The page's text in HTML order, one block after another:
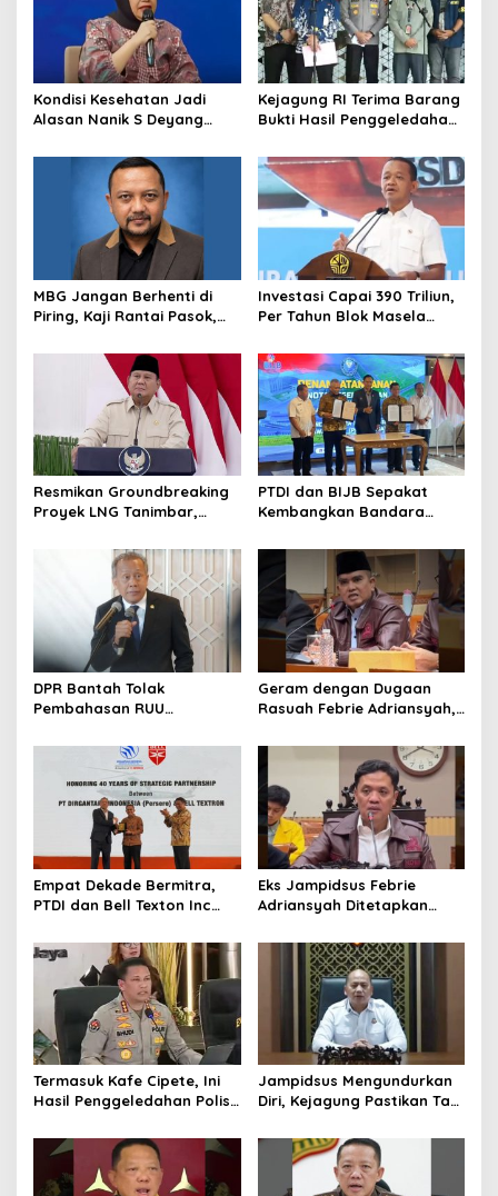
Kondisi Kesehatan Jadi
Alasan Nanik S Deyang
Tunjuk Wamentan
Sudaryono
Kejagung RI Terima Barang
Bukti Hasil Penggeledahan
Keaslian
MBG Jangan Berhenti di
Piring, Kaji Rantai Pasok,
Ekonomi Lokal
Investasi Capai 390 Triliun,
Per Tahun Blok Masela
Juta Ton LNG
Resmikan Groundbreaking
Proyek LNG Tanimbar,
Nantikan 28 Tahun
PTDI dan BIJB Sepakat
Kembangkan Bandara
Industri Kedirgantaraan
Nasional
DPR Bantah Tolak
Pembahasan RUU
Geram dengan Dugaan
Rasuah Febrie Adriansyah,
Jampidsus Dihukum Mati
Empat Dekade Bermitra,
PTDI dan Bell Texton Inc
Kembangkan Industri
Helikopter
Eks Jampidsus Febrie
Adriansyah Ditetapkan
Kejagung Rajut Kongsi
Termasuk Kafe Cipete, Ini
Hasil Penggeledahan Polisi
Jampidsus Mengundurkan
Diri, Kejagung Pastikan Tak
Hukum di Gedung Bundar